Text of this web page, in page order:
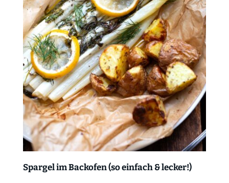
Spargel im Backofen (so einfach & lecker!)